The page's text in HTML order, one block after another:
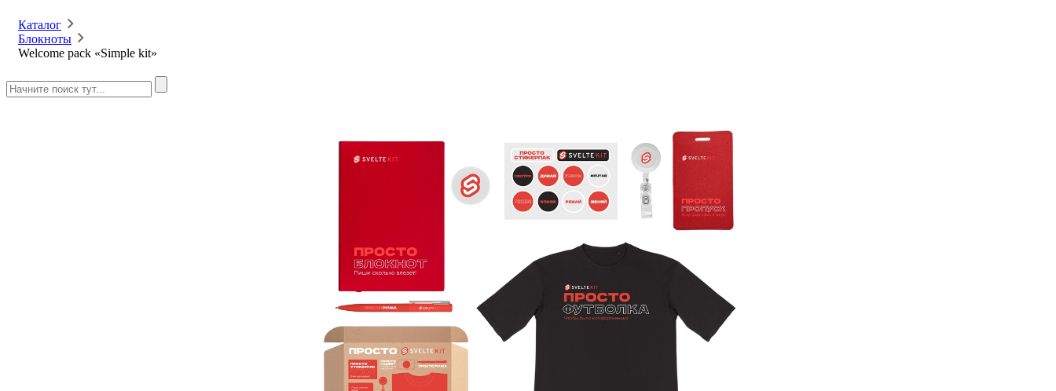
Каталог
Блокноты
Welcome pack «Simple kit»